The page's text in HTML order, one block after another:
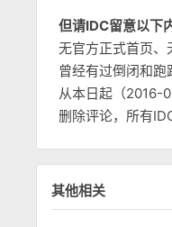
但请IDC留意以下
无官方正式首页、
曾经有过倒闭和跑
从本日起（2016-
删除评论，所有
其他相关